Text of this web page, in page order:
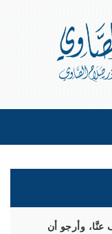
عنَّا، وأرجو أن